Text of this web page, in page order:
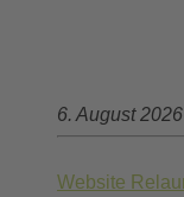
6. August 2026
Website